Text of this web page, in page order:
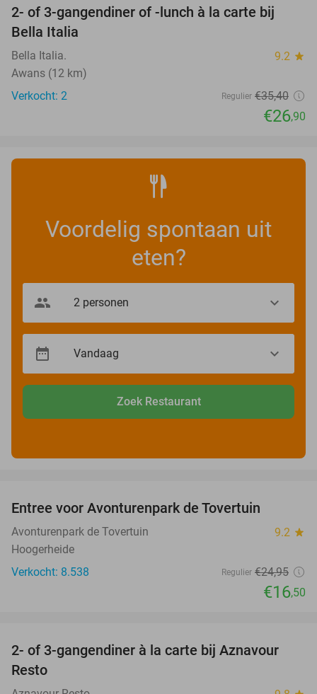
24%
TODAY
2- of 3-gangendiner of -lunch à la carte bij
Bella Italia
Bella Italia. 9.2 star
Awans (12 km)
Verkocht: 2
Regulier €35,40
€26,90
Voordelig spontaan uit
eten?
Zoek Restaurant
Entree voor Avonturenpark de Tovertuin
Avonturenpark de Tovertuin 9.2 star
Hoogerheide
Verkocht: 8.538
Regulier €24,95
€16,50
31%
2- of 3-gangendiner à la carte bij Aznavour
Resto